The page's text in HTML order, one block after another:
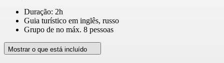
Duração: 2h
Guia turístico em inglês, russo
Grupo de no máx. 8 pessoas
Mostrar o que está incluído